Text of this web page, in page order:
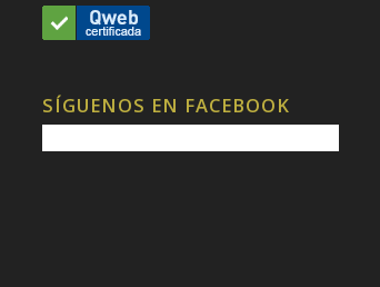
SÍGUENOS EN FACEBOOK